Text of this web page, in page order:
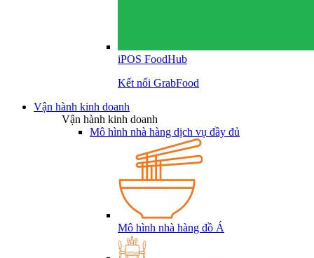
iPOS FoodHub
Kết nối GrabFood
Vận hành kinh doanh
Vận hành kinh doanh
Mô hình nhà hàng dịch vụ đầy đủ
Mô hình nhà hàng đồ Á